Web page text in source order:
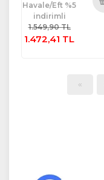
Havale/Eft %5
indirimli
1.549,90 TL
1.472,41 TL
«